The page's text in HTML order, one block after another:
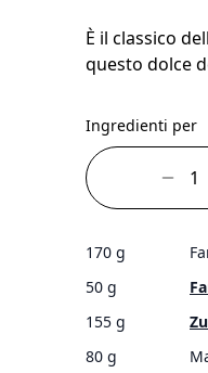
È il classico
questo dolce
Ingredienti per
170 g
50 g
155 g
80 g